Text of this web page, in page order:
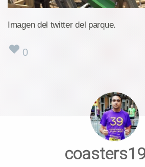
Imagen del twitter del parque.
0